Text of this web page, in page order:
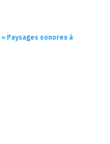
« Paysages sonores à